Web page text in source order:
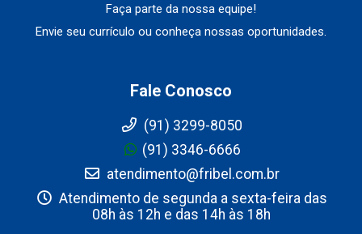
Faça parte da nossa equipe!
Envie seu currículo ou conheça nossas oportunidades.
Fale Conosco
(91) 3299-8050
(91) 3346-6666
atendimento@fribel.com.br
Atendimento de segunda a sexta-feira das
08h às 12h e das 14h às 18h